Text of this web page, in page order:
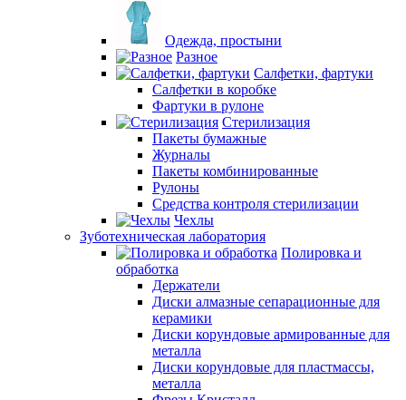
Одежда, простыни
Разное
Салфетки, фартуки
Салфетки в коробке
Фартуки в рулоне
Стерилизация
Пакеты бумажные
Журналы
Пакеты комбинированные
Рулоны
Средства контроля стерилизации
Чехлы
Зуботехническая лаборатория
Полировка и
обработка
Держатели
Диски алмазные сепарационные для
керамики
Диски корундовые армированные для
металла
Диски корундовые для пластмассы,
металла